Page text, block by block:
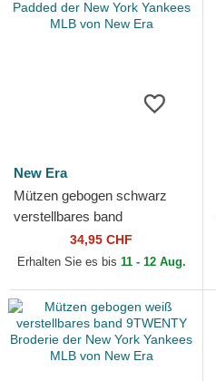
New Era
Mützen gebogen schwarz
verstellbares band
9TWENTY Padded der New
York Yankees MLB von New
34,95 CHF
Erhalten Sie es bis 11 - 12 Aug.